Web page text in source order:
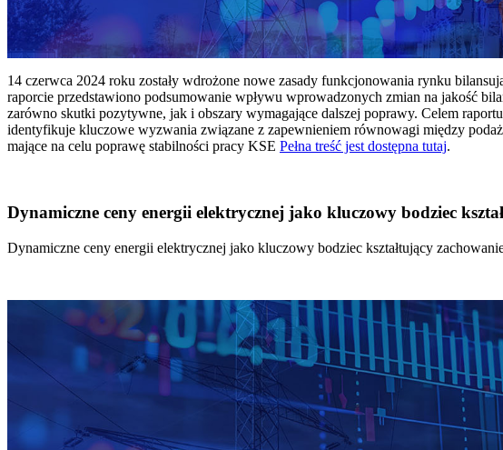
14 czerwca 2024 roku zostały wdrożone nowe zasady funkcjonowania rynku
raporcie przedstawiono podsumowanie wpływu wprowadzonych zmian na jakość
zarówno skutki pozytywne, jak i obszary wymagające dalszej poprawy. Celem
identyfikuje kluczowe wyzwania związane z zapewnieniem równowagi między
mające na celu poprawę stabilności pracy KSE Pełna treść jest dostępna tutaj.
Dynamiczne ceny energii elektrycznej jako kluczowy bodziec
Dynamiczne ceny energii elektrycznej jako kluczowy bodziec kształtujący